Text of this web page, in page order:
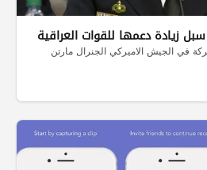
زيادة دعمها للقوات العراقية
في الجيش الاميركي الجنرال مارتن